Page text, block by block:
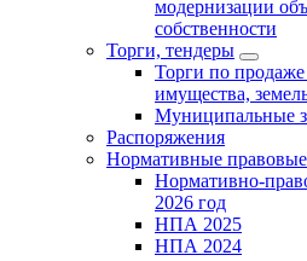
модернизации
собственности
Торги, тендеры
Торги по
имущества,
Муниципальные
Распоряжения
Нормативные
Нормативно-
2026 год
НПА 2025
НПА 2024